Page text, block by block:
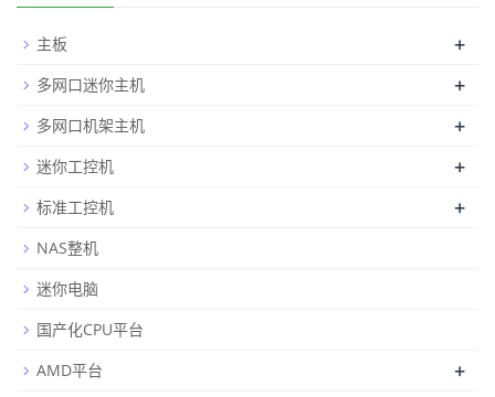
主板 +
多网口迷你主机 +
多网口机架主机 +
迷你工控机 +
标准工控机 +
NAS整机
迷你电脑
国产化CPU平台
AMD平台
+